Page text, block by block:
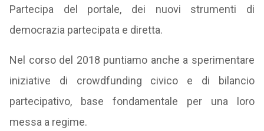
Partecipa del portale, dei nuovi strumenti di
democrazia partecipata e diretta.
Nel corso del 2018 puntiamo anche a sperimentare
iniziative di crowdfunding civico e di bilancio
partecipativo, base fondamentale per una loro
messa a regime.